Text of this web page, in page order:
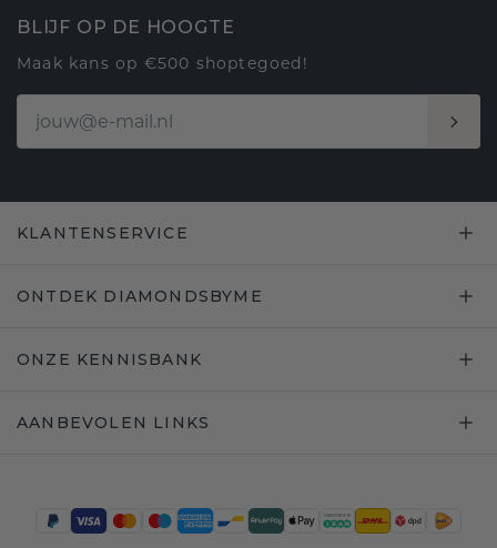
BLIJF OP DE HOOGTE
Maak kans op €500 shoptegoed!
KLANTENSERVICE
ONTDEK DIAMONDSBYME
ONZE KENNISBANK
AANBEVOLEN LINKS